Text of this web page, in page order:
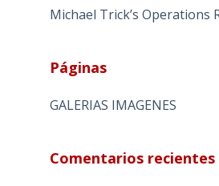
Michael Trick’s Operations
Páginas
GALERIAS IMAGENES
Comentarios recientes